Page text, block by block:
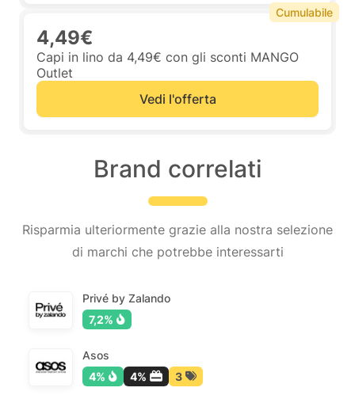
4,49€
Capi in lino da 4,49€ con gli sconti MANGO
Outlet
Vedi l'offerta
Cumulabile
Brand correlati
Risparmia ulteriormente grazie alla nostra selezione
di marchi che potrebbe interessarti
Privé by Zalando
7,2%
Asos
4%
4% 3